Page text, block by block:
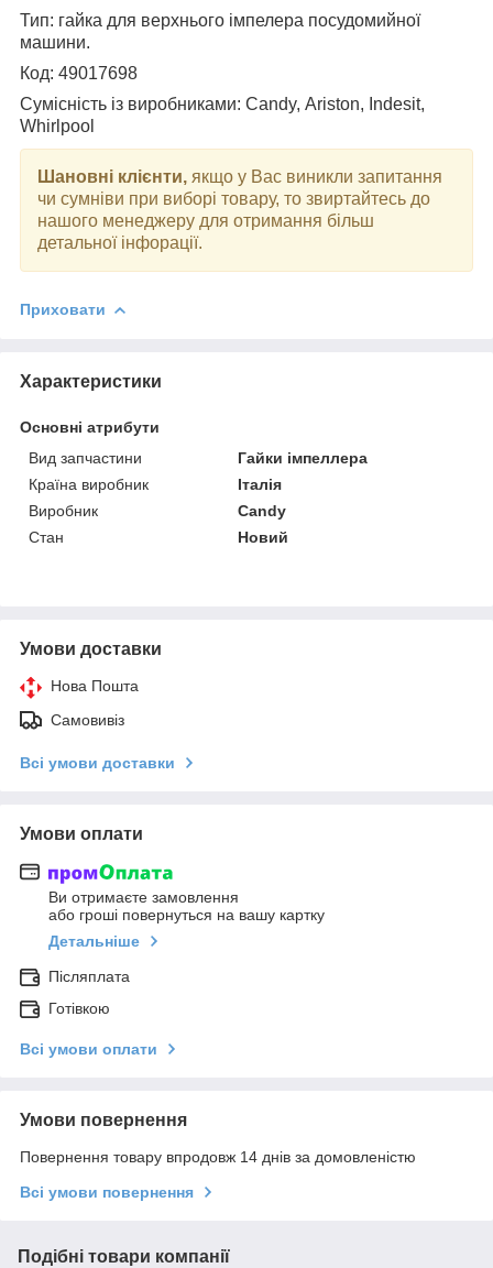
Тип: гайка для верхнього імпелера посудомийної
машини.
Код: 49017698
Сумісність із виробниками: Candy, Ariston, Indesit,
Whirlpool
Шановні клієнти, якщо у Вас виникли запитання
чи сумніви при виборі товару, то звиртайтесь до
нашого менеджеру для отримання більш
детальної інфорації.
Приховати
Характеристики
Основні атрибути
Вид запчастини
Гайки імпеллера
Країна виробник
Італія
Виробник
Candy
Стан
Новий
Умови доставки
Нова Пошта
Самовивіз
Всі умови доставки
Умови оплати
Ви отримаєте замовлення
або гроші повернуться на вашу картку
Детальніше
Післяплата
Готівкою
Всі умови оплати
Умови повернення
Повернення товару впродовж 14 днів за домовленістю
Всі умови повернення
Подібні товари компанії